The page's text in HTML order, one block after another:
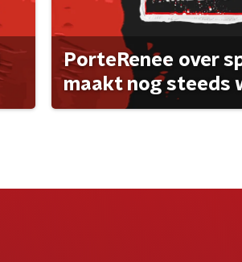
PorteRenee over
maakt nog steeds